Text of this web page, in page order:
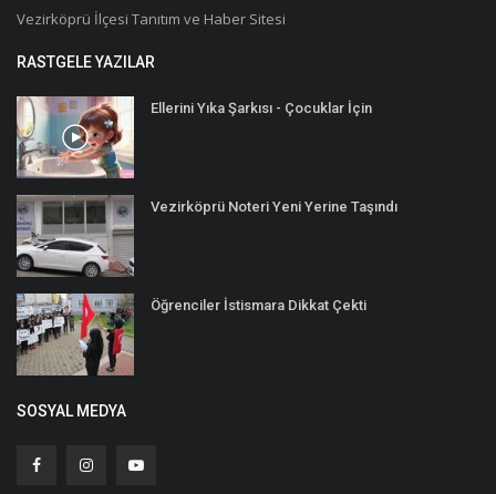
Vezirköprü İlçesi Tanıtım ve Haber Sitesi
RASTGELE YAZILAR
Ellerini Yıka Şarkısı - Çocuklar İçin
Vezirköprü Noteri Yeni Yerine Taşındı
Öğrenciler İstismara Dikkat Çekti
SOSYAL MEDYA